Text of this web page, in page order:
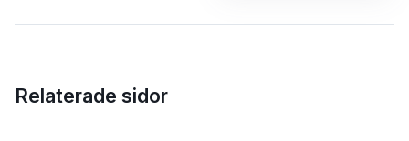
Relaterade sidor